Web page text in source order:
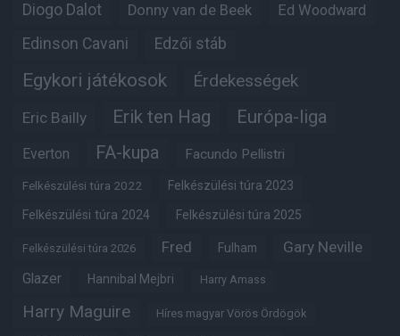
Diogo Dalot Donny van de Beek Ed Woodward
Edinson Cavani Edzői stáb
Egykori játékosok Érdekességek
Eric Bailly Erik ten Hag Európa-liga
Everton FA-kupa Facundo Pellistri
Felkészülési túra 2022 Felkészülési túra 2023
Felkészülési túra 2024 Felkészülési túra 2025
Felkészülési túra 2026 Fred Fulham Gary Neville
Glazer Hannibal Mejbri Harry Amass
Harry Maguire Híres magyar Vörös Ördögök